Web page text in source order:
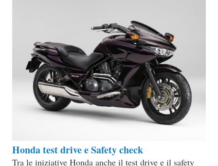
Honda test drive e Safety check
Tra le iniziative Honda anche il test drive e il safety